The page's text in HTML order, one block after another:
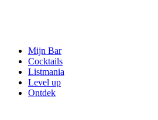
Mijn Bar
Cocktails
Listmania
Level up
Ontdek